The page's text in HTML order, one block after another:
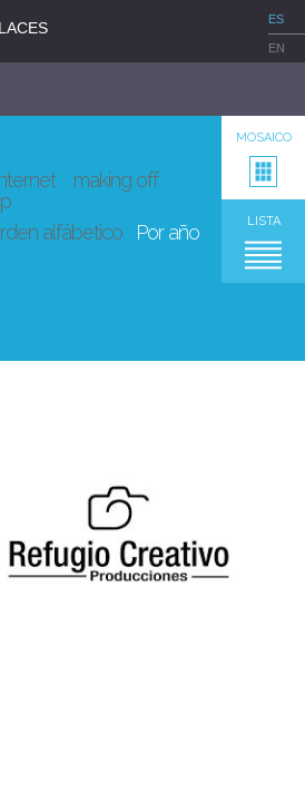
ES
EN
MOSAICO
LISTA
making off
alfábetico
Por año